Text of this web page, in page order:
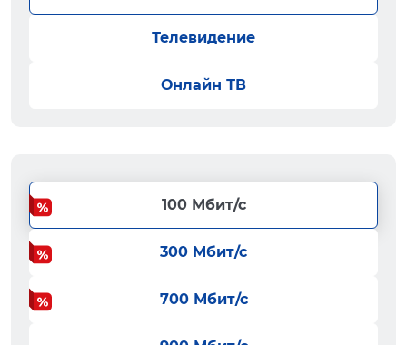
Телевидение
Онлайн ТВ
100 Мбит/с
300 Мбит/с
700 Мбит/с